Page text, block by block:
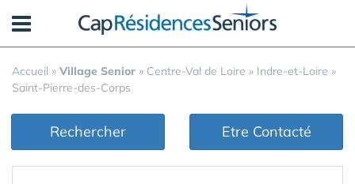
Accueil » Village Senior » Centre-Val de Loire » Indre-et-Loire »
Saint-Pierre-des-Corps
Rechercher Etre Contacté